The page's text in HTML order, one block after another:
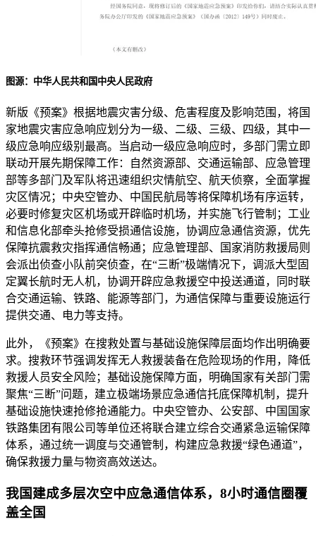
图源：中华人民共和国中央人民政府
新版《预案》根据地震灾害分级、危害程度及影响范围，将国
家地震灾害应急响应划分为一级、二级、三级、四级，其中一
级应急响应级别最高。当启动一级应急响应时，多部门需立即
联动开展先期保障工作：自然资源部、交通运输部、应急管理
部等多部门及军队将迅速组织灾情航空、航天侦察，全面掌握
灾区情况；中央空管办、中国民航局等将保障机场有序运转，
必要时修复灾区机场或开辟临时机场，并实施飞行管制；工业
和信息化部牵头抢修受损通信设施，协调应急通信资源，优先
保障抗震救灾指挥通信畅通；应急管理部、国家消防救援局则
会派出侦查小队前突侦查，在“三断”极端情况下，调派大型固
定翼长航时无人机，协调开辟应急救援空中投送通道，同时联
合交通运输、铁路、能源等部门，为通信保障与重要设施运行
提供交通、电力等支持。
此外，《预案》在搜救处置与基础设施保障层面均作出明确要
求。搜救环节强调发挥无人救援装备在危险现场的作用，降低
救援人员安全风险；基础设施保障方面，明确国家有关部门需
聚焦“三断”问题，建立极端场景应急通信托底保障机制，提升
基础设施快速抢修抢通能力。中央空管办、公安部、中国国家
铁路集团有限公司等单位还将联合建立综合交通紧急运输保障
体系，通过统一调度与交通管制，构建应急救援“绿色通道”，
确保救援力量与物资高效送达。
我国建成多层次空中应急通信体系，8小时通信圈覆
盖全国